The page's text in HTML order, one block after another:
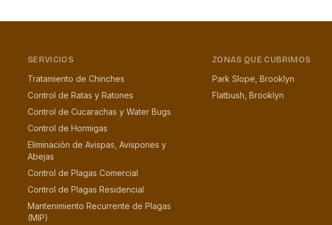
SERVICIOS
Tratamiento de Chinches
Control de Ratas y Ratones
Control de Cucarachas y Water Bugs
Control de Hormigas
Eliminación de Avispas, Avispones y
Abejas
Control de Plagas Comercial
Control de Plagas Residencial
Mantenimiento Recurrente de Plagas
(MIP)
ZONAS QUE CUBRIMOS
Park Slope, Brooklyn
Flatbush, Brooklyn